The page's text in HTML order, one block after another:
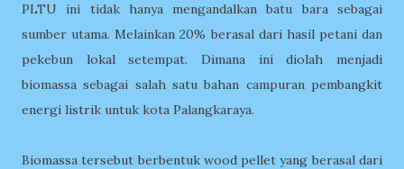
PLTU ini tidak hanya mengandalkan batu bara sebagai
sumber utama. Melainkan 20% berasal dari hasil petani dan
pekebun lokal setempat. Dimana ini diolah menjadi
biomassa sebagai salah satu bahan campuran pembangkit
energi listrik untuk kota Palangkaraya.
Biomassa tersebut berbentuk wood pellet yang berasal dari